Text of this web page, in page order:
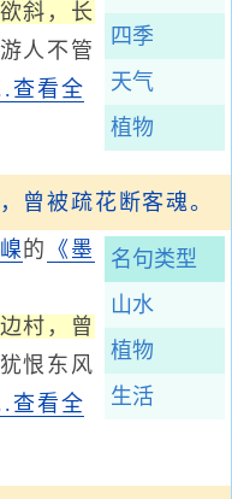
四季
天气
植物
斜，长
游人不管
查看全
曾被疏花断客魂。
名句类型
山水
植物
生活
的 《墨
村，曾
犹恨东风
查看全